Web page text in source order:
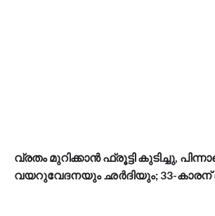
വ്രതം മുറിക്കാൻ ഫ്രൂട്ടി കുടിച്ചു,
വയറുവേദനയും ഛർദിയും; 33-കാരന്